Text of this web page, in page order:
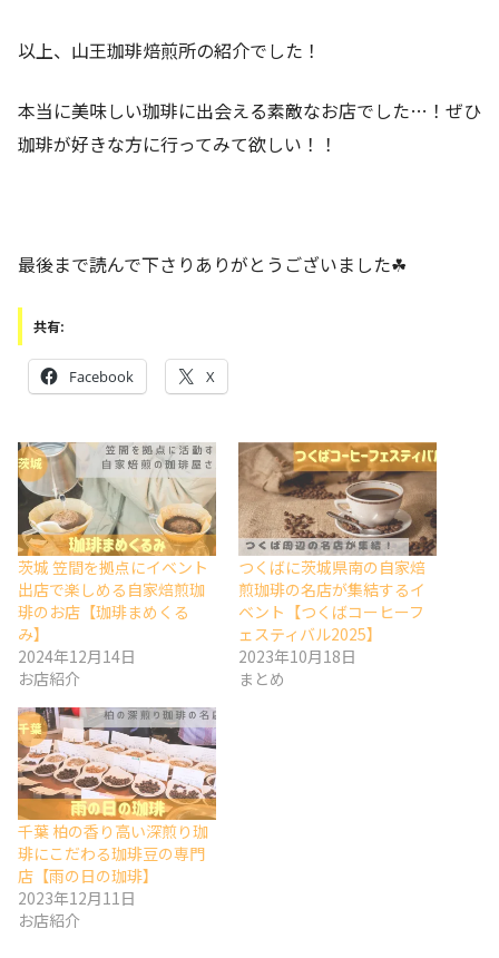
以上、山王珈琲焙煎所の紹介でした！
本当に美味しい珈琲に出会える素敵なお店でした…！ぜひ
珈琲が好きな方に行ってみて欲しい！！
最後まで読んで下さりありがとうございました☘
共有:
Facebook X
茨城 笠間を拠点にイベント
出店で楽しめる自家焙煎珈
琲のお店【珈琲まめくる
み】
2024年12月14日
お店紹介
つくばに茨城県南の自家焙
煎珈琲の名店が集結するイ
ベント【つくばコーヒーフ
ェスティバル2025】
2023年10月18日
まとめ
千葉 柏の香り高い深煎り珈
琲にこだわる珈琲豆の専門
店【雨の日の珈琲】
2023年12月11日
お店紹介